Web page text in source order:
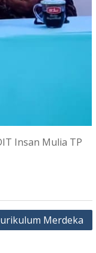
Insan Mulia TP
Merdeka